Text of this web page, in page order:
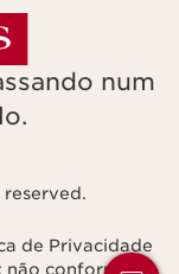
num
de Privacidade
não conforme